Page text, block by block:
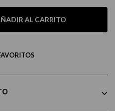
AL CARRITO